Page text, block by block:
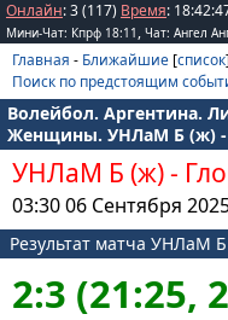
Онлайн: 3 (117) Время: 18:42:
Мини-Чат: Кпрф 18:11 , Чат: Ангел
Главная - Ближайшие [список
Поиск по предстоящим
Волейбол. Аргентина.
Женщины. УНЛаМ Б (ж) -
УНЛаМ Б (ж)-
03:30 06 Сентября
Результат матча УНЛаМ
2:3 (21:25,